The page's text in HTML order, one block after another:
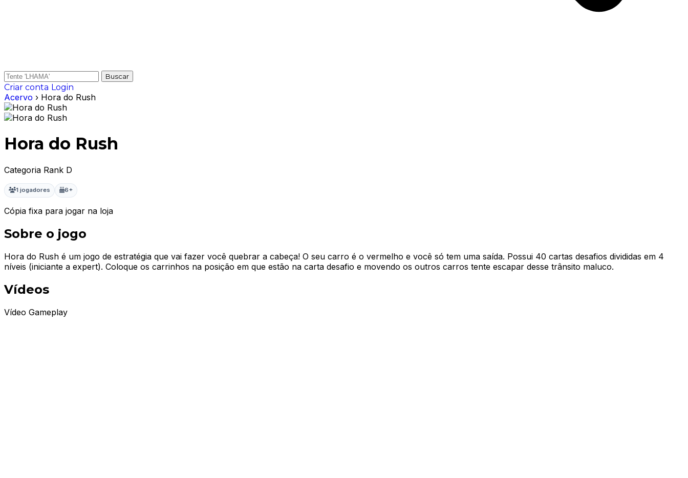
Buscar
Criar conta Login
Acervo › Hora do Rush
Hora do Rush
Categoria Rank D
1 jogadores 6+
Cópia fixa para jogar na loja
Sobre o jogo
Hora do Rush é um jogo de estratégia que vai fazer você quebrar a cabeça! O seu carro é o vermelho e você só tem uma saída. Possui 40 cartas desafios divididas em 4
níveis (iniciante a expert). Coloque os carrinhos na posição em que estão na carta desafio e movendo os outros carros tente escapar desse trânsito maluco.
Vídeos
Vídeo Gameplay